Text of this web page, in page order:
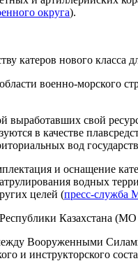
округа).
катеров нового
военно-морского
выработавших свой
в качестве
вод
и оснащение
водных
целей (пресс-
Казахстана
Вооруженными
и инструкторского